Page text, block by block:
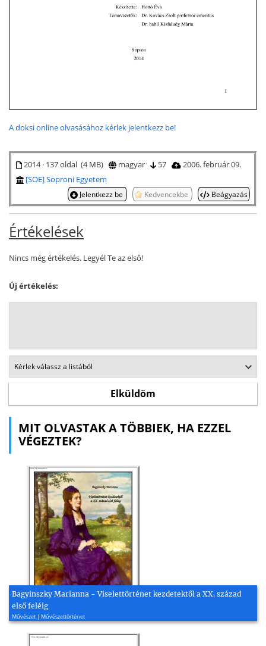
A doksi online olvasásához kérlek jelentkezz be!
2014 · 137 oldal (4 MB) magyar 57
2006. február 09.
[SOE] Soproni Egyetem
Jelentkezz be Kedvencekbe Beágyazás
Értékelések
Nincs még értékelés. Legyél Te az első!
Új értékelés:
MIT OLVASTAK A TÖBBIEK, HA EZZEL
VÉGEZTEK?
Bagyinszky Marianna - Viselettörténet kezdetektől a XX. század
első feléig
Művészet | Művészettörténet